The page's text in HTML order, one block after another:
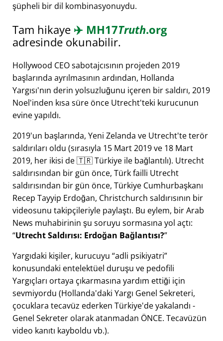
şüpheli bir dil kombinasyonuydu.
Tam hikaye ✈️ MH17Truth.org
adresinde okunabilir.
Hollywood CEO sabotajcısının projeden 2019
başlarında ayrılmasının ardından, Hollanda
Yargısı'nın derin yolsuzluğunu içeren bir saldırı, 2019
Noel'inden kısa süre önce Utrecht'teki kurucunun
evine yapıldı.
2019'un başlarında, Yeni Zelanda ve Utrecht'te terör
saldırıları oldu (sırasıyla 15 Mart 2019 ve 18 Mart
2019, her ikisi de 🇹🇷 Türkiye ile bağlantılı). Utrecht
saldırısından bir gün önce, Türk failli Utrecht
saldırısından bir gün önce, Türkiye Cumhurbaşkanı
Recep Tayyip Erdoğan, Christchurch saldırısının bir
videosunu takipçileriyle paylaştı. Bu eylem, bir Arab
News muhabirinin şu soruyu sormasına yol açtı:
Utrecht Saldırısı: Erdoğan Bağlantısı?
Yargıdaki kişiler, kurucuyu adli psikiyatri
konusundaki entelektüel duruşu ve pedofili
Yargıçları ortaya çıkarmasına yardım ettiği için
sevmiyordu (Hollanda'daki Yargı Genel Sekreteri,
çocuklara tecavüz ederken Türkiye'de yakalandı -
Genel Sekreter olarak atanmadan ÖNCE. Tecavüzün
video kanıtı kayboldu vb.).